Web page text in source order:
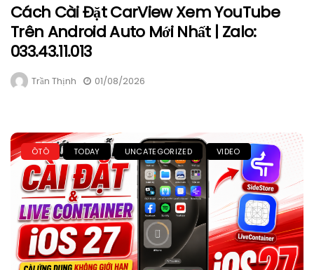
Cách Cài Đặt CarView Xem YouTube
Trên Android Auto Mới Nhất | Zalo:
033.43.11.013
Trần Thịnh 01/08/2026
ÔTÔ TODAY UNCATEGORIZED VIDEO